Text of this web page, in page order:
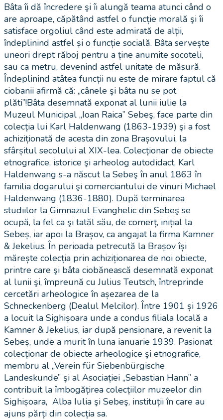
Bâta îi dă încredere şi îi alungă teama atunci când o
are aproape, căpătând astfel o funcție morală şi îi
satisface orgoliul când este admirată de alții,
îndeplinind astfel și o funcție socială. Bâta servește
uneori drept răboj pentru a ține anumite socoteli,
sau ca metru, devenind astfel unitate de măsură.
Îndeplinind atâtea funcții nu este de mirare faptul că
ciobanii afirmă că: „cânele şi bâta nu se pot
plăti”!Bâta desemnată exponat al lunii iulie la
Muzeul Municipal „Ioan Raica” Sebeş, face parte din
colecția lui Karl Haldenwang (1863-1939) şi a fost
achiziționată de acesta din zona Brașovului, la
sfârșitul secolului al XIX-lea. Colecționar de obiecte
etnografice, istorice şi arheolog autodidact, Karl
Haldenwang s-a născut la Sebeş în anul 1863 în
familia dogarului şi comerciantului de vinuri Michael
Haldenwang (1836-1880). După terminarea
studiilor la Gimnaziul Evanghelic din Sebeş se
ocupă, la fel ca şi tatăl său, de comerț, inițial la
Sebeș, iar apoi la Brașov, ca angajat la firma Kamner
& Jekelius. În perioada petrecută la Brașov își
mărește colecția prin achiziționarea de noi obiecte,
printre care şi bâta ciobănească desemnată exponat
al lunii şi, împreună cu Julius Teutsch, întreprinde
cercetări arheologice în așezarea de la
Schneckenberg (Dealul Melcilor). Între 1901 și 1926
a locuit la Sighișoara unde a condus filiala locală a
Kamner & Jekelius, iar după pensionare, a revenit la
Sebeș, unde a murit în luna ianuarie 1939. Pasionat
colecționar de obiecte arheologice şi etnografice,
membru al „Verein für Siebenbürgische
Landeskunde” şi al Asociației „Sebastian Hann” a
contribuit la îmbogățirea colecțiilor muzeelor din
Sighișoara, Alba Iulia şi Sebeş, instituții în care au
ajuns părți din colecția sa.